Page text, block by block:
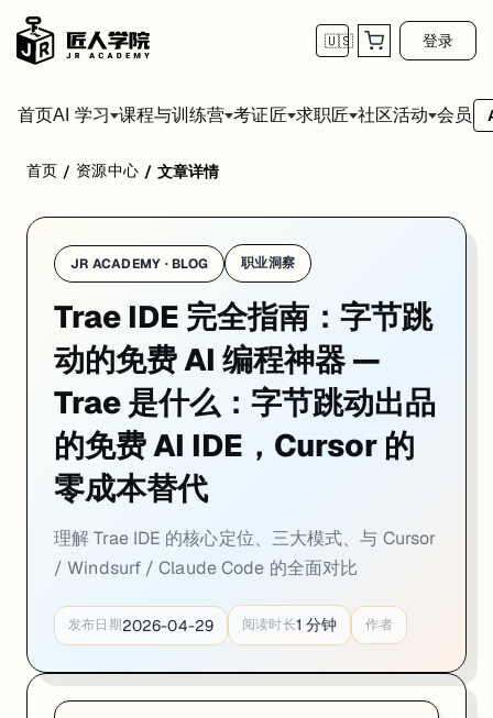
🇺🇸 登录
首页AI 学习 课程与训练营 考证匠 求职匠 社区活动 会员
Trae 是字节跳动推出的 AI 原生代码编辑器——基于 VS Code 内核，
为什么 Trae 突然火了
2025 年初发布后，Trae 在半年内冲进了多个"最佳 AI 编程工具"榜单。
Cursor 要 $20/月，Windsurf 免费额度有限，Claude Code 按 token
字节跳动烧钱换用户的打法，在 AI IDE 赛道上复制了一遍。
Trae 不是只有一个聊天窗口。它提供三种截然不同的 AI 交互方式：
┌─────────────────────────────────────────────┐
│  Chat Mode     │ 问答 + 代码解释 + 局部修改  │
├─────────────────────────────────────────────┤
│  Builder Mode  │ 自然语言 → 全栈项目生成      │
├─────────────────────────────────────────────┤
│  SOLO Mode     │ 自主规划 → 编码 → 测试 → 部署 │
首页 / 资源中心 / 文章详情
JR ACADEMY · BLOG 职业洞察
Trae IDE 完全指南：字节跳
动的免费 AI 编程神器 —
Trae 是什么：字节跳动出品
的免费 AI IDE，Cursor 的
零成本替代
理解 Trae IDE 的核心定位、三大模式、与 Cursor
/ Windsurf / Claude Code 的全面对比
发布日期2026-04-29 阅读时长1 分钟 作者